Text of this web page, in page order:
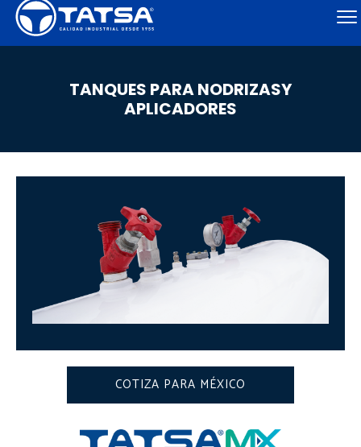
TANQUES PARA NODRIZASY
APLICADORES
COTIZA PARA MÉXICO